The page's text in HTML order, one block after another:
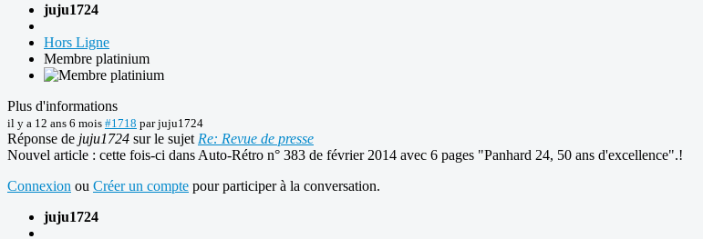
juju1724
Hors Ligne
Membre platinium
Plus d'informations
il y a 12 ans 6 mois #1718 parjuju1724
Réponse de juju1724 sur le sujet Re: Revue de presse
Nouvel article : cette fois-ci dans Auto-Rétro n° 383 de février 2014 avec 6 pages "Panhard 24, 50 ans d'excellence".!
Connexion ou Créer un compte pour participer à la conversation.
juju1724